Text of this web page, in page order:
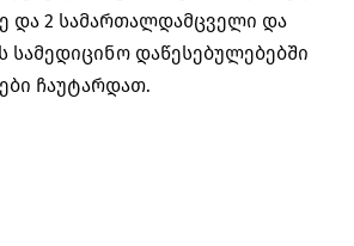
და 2 სამართალდამცველი და
სამედიცინო დაწესებულებებში
ჩაუტარდათ.